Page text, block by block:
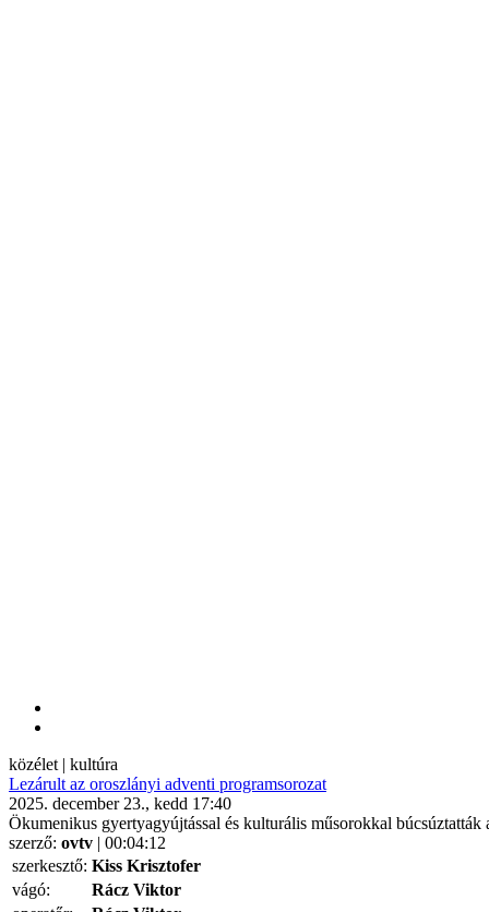
közélet | kultúra
Lezárult az oroszlányi adventi programsorozat
2025. december 23., kedd 17:40
Ökumenikus gyertyagyújtással és kulturális műsorokkal búcsúztatták
szerző: ovtv | 00:04:12
szerkesztő: Kiss Krisztofer
vágó:
Rácz Viktor